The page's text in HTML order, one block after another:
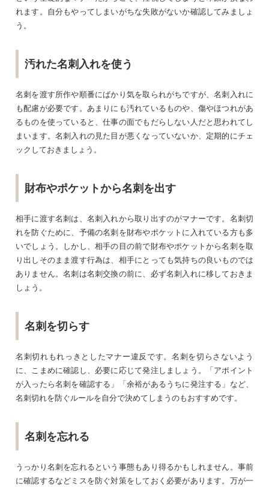
れます。自分もやってしまいがちな失敗がないか確認してみましょ
う。
汚れた名刺入れを使う
名刺を渡す所作や順番にばかり気を取られがちですが、名刺入れに
も配慮が必要です。あまりにも汚れているものや、傷やほつれがあ
るものを使っていると、仕事の面でもだらしない人だと思われてし
まいます。名刺入れの見た目が悪くなっていないか、定期的にチェ
ックしておきましょう。
財布やポケットから名刺を出す
相手に渡す名刺は、名刺入れから取り出すのがマナーです。名刺切
れを防ぐために、予備の名刺を財布やポケットに入れている方も多
いでしょう。しかし、相手の目の前で財布やポケットから名刺を取
り出しそのまま渡す行為は、相手にとっても気持ちの良いものでは
ありません。名刺は名刺交換の前に、必ず名刺入れに移しておきま
しょう。
名刺を切らす
名刺切れもれっきとしたマナー違反です。名刺を切らさないよう
に、こまめに確認し、必要に応じて発注しましょう。「アポイント
が入ったら名刺を確認する」「余裕があるうちに発注する」など、
名刺切れを防ぐルールを自分で決めてしまうのもおすすめです。
名刺を忘れる
うっかり名刺を忘れるという事態もあり得るかもしれません。事前
に確認するなどミスを防ぐ対策をしておく必要があります。万が一